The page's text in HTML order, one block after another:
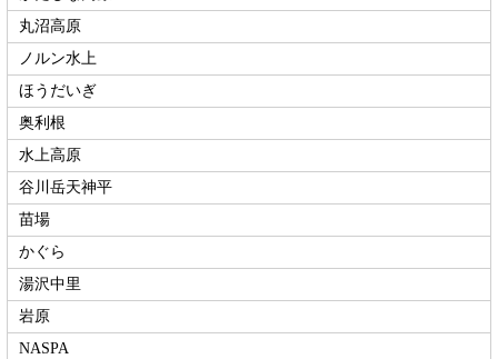
丸沼高原
ノルン水上
ほうだいぎ
奥利根
水上高原
谷川岳天神平
苗場
かぐら
湯沢中里
岩原
NASPA